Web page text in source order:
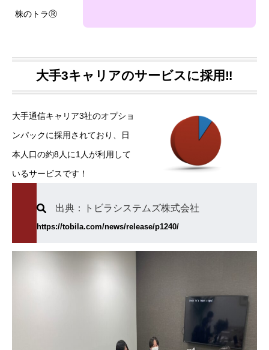
株のトラⓇ
大手3キャリアのサービスに採用‼
大手通信キャリア3社のオプショ
ンパックに採用されており、日
本人口の約8人に1人が利用して
いるサービスです！
出典：トビラシステムズ株式会社
https://tobila.com/news/release/p1240/